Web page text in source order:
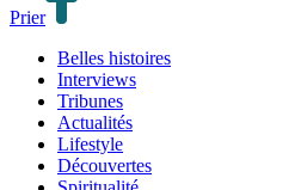
Prier
Belles histoires
Interviews
Tribunes
Actualités
Lifestyle
Découvertes